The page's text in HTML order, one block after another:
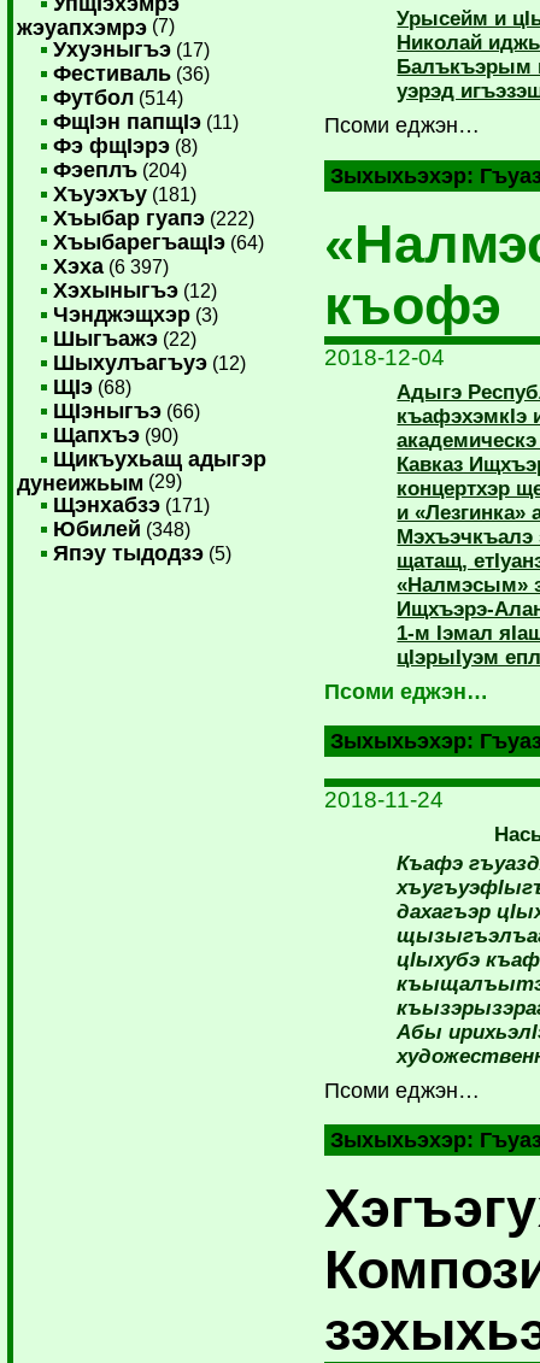
жэуапхэмрэ (7)
Ухуэныгъэ (17)
Фестиваль (36)
Футбол (514)
ФщIэн папщIэ (11)
Фэ фщIэрэ (8)
Фэеплъ (204)
Хъуэхъу (181)
Хъыбар гуапэ (222)
ХъыбарегъащIэ (64)
Хэха (6 397)
Хэхыныгъэ (12)
Чэнджэщхэр (3)
Шыгъажэ (22)
Шыхулъагъуэ (12)
ЩIэ (68)
ЩIэныгъэ (66)
Щапхъэ (90)
Щикъухьащ адыгэр
дунеижьым (29)
Щэнхабзэ (171)
Юбилей (348)
Япэу тыдодзэ (5)
Урысейм и
Николай
Балъкъэрым
уэрэд
Псоми еджэн…
Зыхыхьэхэр:
къофэ
2018-12-04
Адыгэ
къафэхэмкIэ
Кавказ
концертхэр
и
Мэхъэчкъалэ
щатащ,
«Налмэсым»
Ищхъэрэ-
1-м Iэмал
цIэрыIуэм
Псоми еджэн…
Зыхыхьэхэр:
2018-11-24
Къафэ
дахагъэр
цIыхубэ
къыщалъытэ
Абы
Псоми еджэн…
Зыхыхьэхэр: